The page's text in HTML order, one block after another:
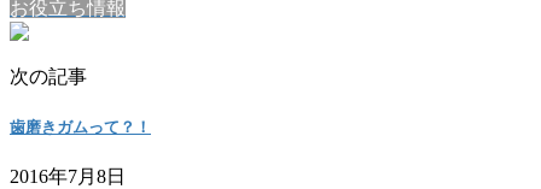
お役立ち情報
次の記事
歯磨きガムって？！
2016年7月8日